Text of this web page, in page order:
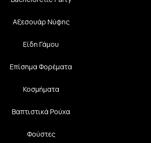
Αξεσουάρ Νύφης
Είδη Γάμου
Επίσημα Φορέματα
Κοσμήματα
Βαπτιστικά Ρούχα
Φούστες